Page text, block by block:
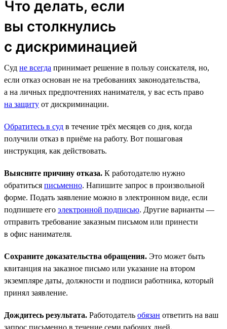
Что делать, если
вы столкнулись
с дискриминацией
Суд не всегда принимает решение в пользу соискателя, но,
если отказ основан не на требованиях законодательства,
а на личных предпочтениях нанимателя, у вас есть право
на защиту от дискриминации.
Обратитесь в суд в течение трёх месяцев со дня, когда
получили отказ в приёме на работу. Вот пошаговая
инструкция, как действовать.
Выясните причину отказа. К работодателю нужно
обратиться письменно. Напишите запрос в произвольной
форме. Подать заявление можно в электронном виде, если
подпишете его электронной подписью. Другие варианты —
отправить требование заказным письмом или принести
в офис нанимателя.
Сохраните доказательства обращения. Это может быть
квитанция на заказное письмо или указание на втором
экземпляре даты, должности и подписи работника, который
принял заявление.
Дождитесь результата. Работодатель обязан ответить на ваш
запрос письменно в течение семи рабочих дней.